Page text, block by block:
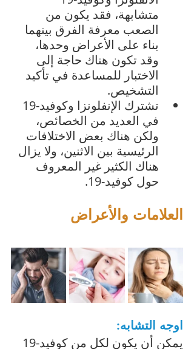
متشابهة، فقد يكون من
الصعب معرفة الفرق بينهما
بناء على الأعراض وحدها،
وقد تكون هناك حاجة إلى
الاختبار للمساعدة في تأكيد
التشخيص.
في العديد من الخصائص،
ولكن هناك بعض الاختلافات
الرئيسية بين الاثنين، ولا يزال
هناك الكثير غير المعروف
حول كوفيد-19.
العلامات والأعراض
اوجه التشابه: